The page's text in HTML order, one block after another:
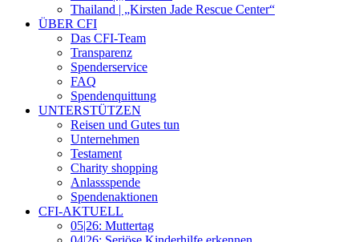
Thailand | „Kirsten Jade Rescue Center“
ÜBER CFI
Das CFI-Team
Transparenz
Spenderservice
FAQ
Spendenquittung
UNTERSTÜTZEN
Reisen und Gutes tun
Unternehmen
Testament
Charity shopping
Anlassspende
Spendenaktionen
CFI-AKTUELL
05|26: Muttertag